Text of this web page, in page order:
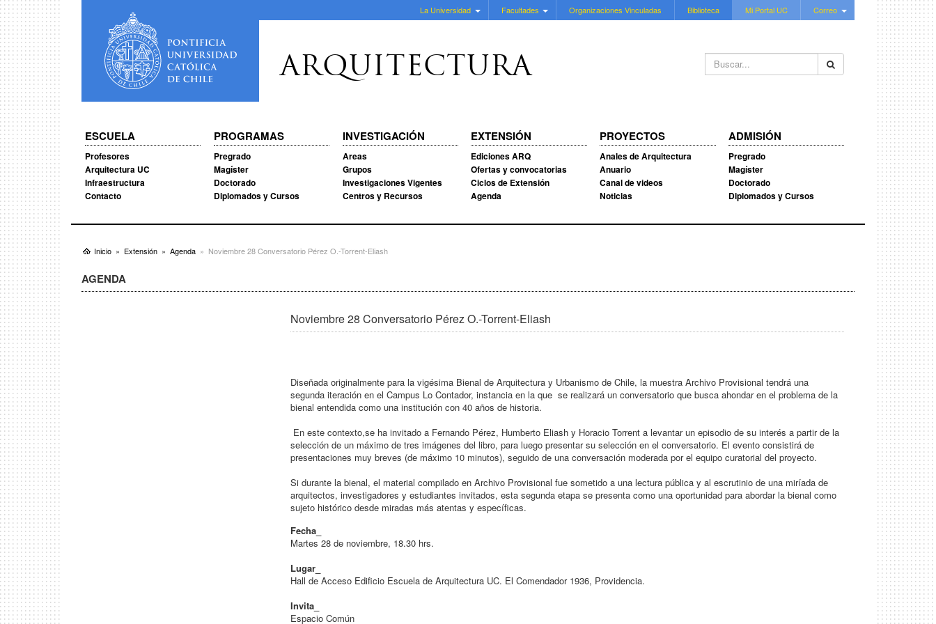
La Universidad Facultades Organizaciones Vinculadas Biblioteca Mi Portal UC Correo
Buscar...
ARQUITECTURA
ESCUELA
Profesores
Arquitectura UC
Infraestructura
Contacto
PROGRAMAS
Pregrado
Magíster
Doctorado
Diplomados y Cursos
INVESTIGACIÓN
Areas
Grupos
Investigaciones Vigentes
Centros y Recursos
EXTENSIÓN
Ediciones ARQ
Ofertas y convocatorias
Ciclos de Extensión
Agenda
PROYECTOS
Anales de Arquitectura
Anuario
Canal de videos
Noticias
ADMISIÓN
Pregrado
Magíster
Doctorado
Diplomados y Cursos
Inicio Extensión Agenda Noviembre 28 Conversatorio Pérez O.-Torrent-Eliash
AGENDA
Noviembre 28 Conversatorio Pérez O.-Torrent-Eliash
Diseñada originalmente para la vigésima Bienal de Arquitectura y Urbanismo de Chile, la muestra Archivo Provisional tendrá una
segunda iteración en el Campus Lo Contador, instancia en la que se realizará un conversatorio que busca ahondar en el problema de la
bienal entendida como una institución con 40 años de historia.
En este contexto,se ha invitado a Fernando Pérez, Humberto Eliash y Horacio Torrent a levantar un episodio de su interés a partir de la
selección de un máximo de tres imágenes del libro, para luego presentar su selección en el conversatorio. El evento consistirá de
presentaciones muy breves (de máximo 10 minutos), seguido de una conversación moderada por el equipo curatorial del proyecto.
Si durante la bienal, el material compilado en Archivo Provisional fue sometido a una lectura pública y al escrutinio de una miríada de
arquitectos, investigadores y estudiantes invitados, esta segunda etapa se presenta como una oportunidad para abordar la bienal como
sujeto histórico desde miradas más atentas y específicas.
Fecha_
Martes 28 de noviembre, 18.30 hrs.
Lugar_
Hall de Acceso Edificio Escuela de Arquitectura UC. El Comendador 1936, Providencia.
Invita_
Espacio Común